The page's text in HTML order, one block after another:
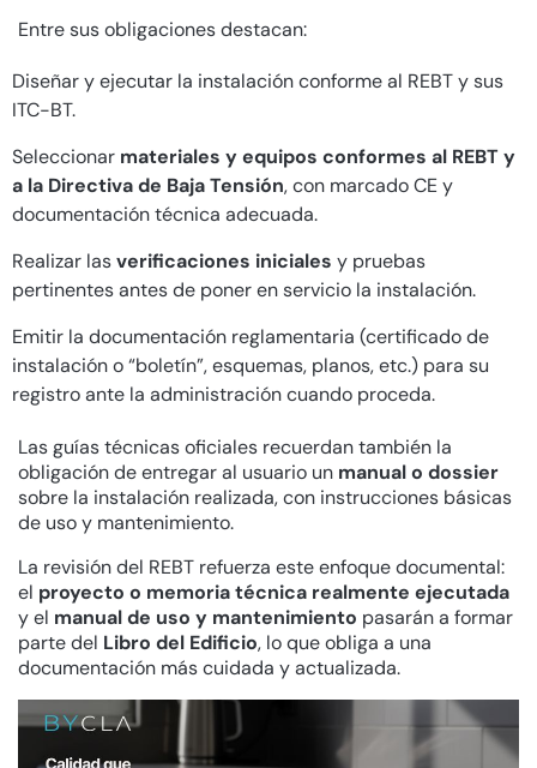
Entre sus obligaciones destacan:
Diseñar y ejecutar la instalación conforme al REBT y sus
ITC-BT.
Seleccionar materiales y equipos conformes al REBT y
a la Directiva de Baja Tensión, con marcado CE y
documentación técnica adecuada.
Realizar lasverificaciones iniciales y pruebas
pertinentes antes de poner en servicio la instalación.
Emitir la documentación reglamentaria (certificado de
instalación o “boletín”, esquemas, planos, etc.) para su
registro ante la administración cuando proceda.
Las guías técnicas oficiales recuerdan también la
obligación de entregar al usuario un manual o dossier
sobre la instalación realizada, con instrucciones básicas
de uso y mantenimiento.
La revisión del REBT refuerza este enfoque documental:
el proyecto o memoria técnica realmente ejecutada
y el manual de uso y mantenimiento pasarán a formar
parte del Libro del Edificio, lo que obliga a una
documentación más cuidada y actualizada.